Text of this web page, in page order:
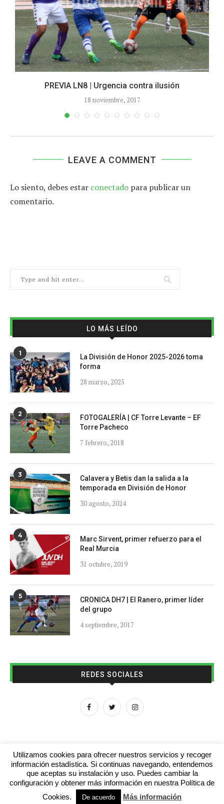
PREVIA LN8 | Urgencia contra ilusión
18 noviembre, 2017
LEAVE A COMMENT
Lo siento, debes estar conectado para publicar un
comentario.
LO MÁS LEÍDO
1
La División de Honor 2025-2026 toma
forma
28 marzo, 2025
2
FOTOGALERÍA | CF Torre Levante – EF
Torre Pacheco
7 febrero, 2018
3
Calavera y Betis dan la salida a la
temporada en División de Honor
30 agosto, 2024
4
Marc Sirvent, primer refuerzo para el
Real Murcia
31 octubre, 2019
5
CRONICA DH7 | El Ranero, primer líder
del grupo
4 septiembre, 2017
REDES SOCIALES
Aviso legal Contacto Colabora con nosotros
© 2016 - futboljuvenil.es
Utilizamos cookies para ofrecer nuestros servicios y recoger
información estadística. Si continuas navegando, entendemos
que aceptas su instalación y uso. Puedes cambiar la
configuración y obtener más información en nuestra Política de
Cookies.
De acuerdo Más información